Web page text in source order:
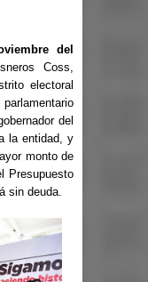
del
Coss,
electoral
del
la entidad, y
monto de
Presupuesto
sin deuda.